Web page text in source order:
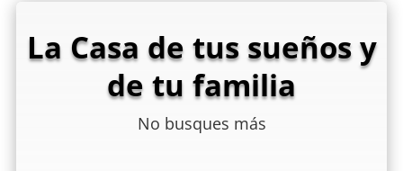
La Casa de tus sueños y
de tu familia
No busques más